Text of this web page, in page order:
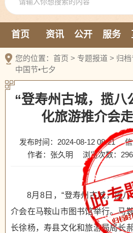
首页 资讯 公开 服务
新媒体
您的位置： 首页 > 专题报道 > 归
中国节•七夕
“登寿州古城，揽八
化旅游推介会
发布时间：2024-08-12 08:21
作者：张久明
浏览次数： 296
8月8日，“登寿州古城，揽
介会在马鞍山市图书馆举行。马
长徐杨，寿县文化和旅游局局长